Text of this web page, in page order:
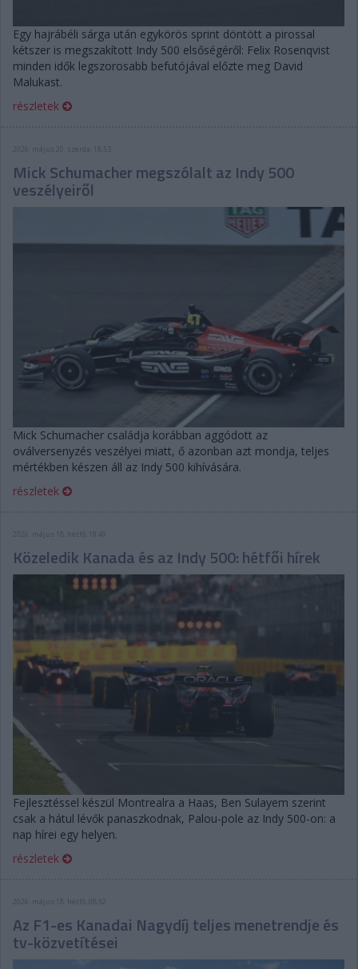
Egy hajrábéli sárga után egykörös sprint döntött a pirossal
kétszer is megszakított Indy 500 elsőségéről: Felix Rosenqvist
minden idők legszorosabb befutójával előzte meg David
Malukast.
részletek
2026. május 20. szerda, 18:53
Mick Schumacher megszólalt az Indy 500
veszélyeiről
Mick Schumacher családja korábban aggódott az
oválversenyzés veszélyei miatt, ő azonban azt mondja, teljes
mértékben készen áll az Indy 500 kihívására.
részletek
2026. május 18. hétfő, 19:49
Közeledik Kanada és az Indy 500: hétfői hírek
Fejlesztéssel készül Montrealra a Haas, Ben Sulayem szerint
csak a hátul lévők panaszkodnak, Palou-pole az Indy 500-on: a
nap hírei egy helyen.
részletek
2026. május 18. hétfő, 08:52
Az F1-es Kanadai Nagydíj teljes menetrendje és
tv-közvetítései